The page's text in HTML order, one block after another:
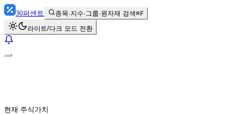
30퍼센트 종목·지수·그룹·원자재 검색⌘F
라이트/다크 모드 전환
현재 주식가치